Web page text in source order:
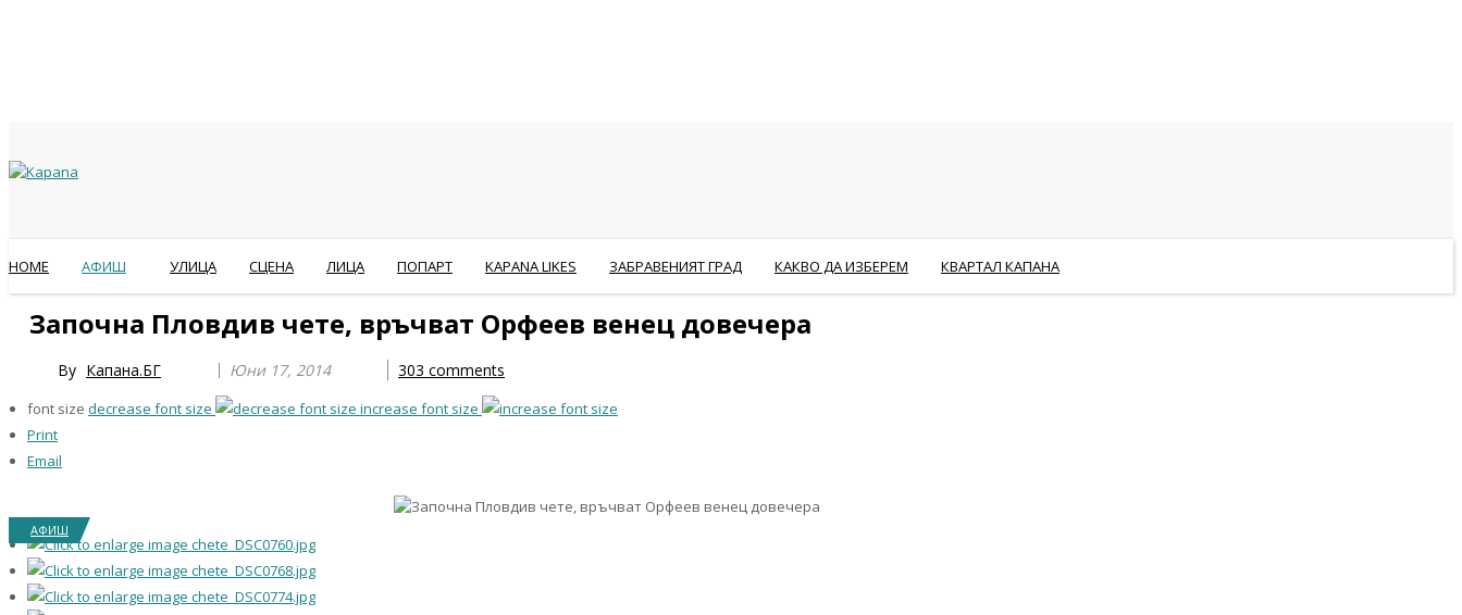
HOME АФИШ УЛИЦА СЦЕНА ЛИЦА ПОПАРТ KAPANA LIKES ЗАБРАВЕНИЯТ ГРАД КАКВО ДА ИЗБЕРЕМ КВАРТАЛ КАПАНА
Започна Пловдив чете, връчват Орфеев венец довечера
By Капана.БГ Юни 17, 2014 303 comments
font size decrease font size
increase font size
Print
Email
АФИШ
Year
Month
Year
Month